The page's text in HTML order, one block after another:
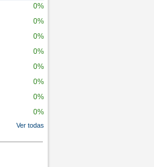
0%
0%
0%
0%
0%
0%
0%
0%
Ver todas